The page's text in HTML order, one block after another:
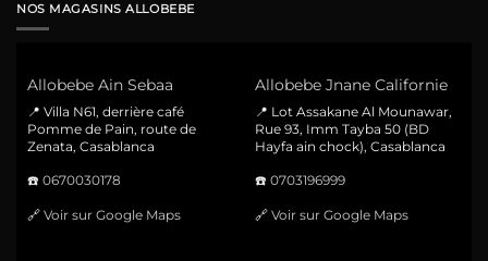
NOS MAGASINS ALLOBEBE
Allobebe Ain Sebaa
📍 Villa N61, derrière café
Pomme de Pain, route de
Zenata, Casablanca
☎️ 0670030178
🔗 Voir sur Google Maps
Allobebe Jnane Californie
📍 Lot Assakane Al Mounawar,
Rue 93, Imm Tayba 50 (BD
Hayfa ain chock), Casablanca
☎️ 0703196999
🔗 Voir sur Google Maps